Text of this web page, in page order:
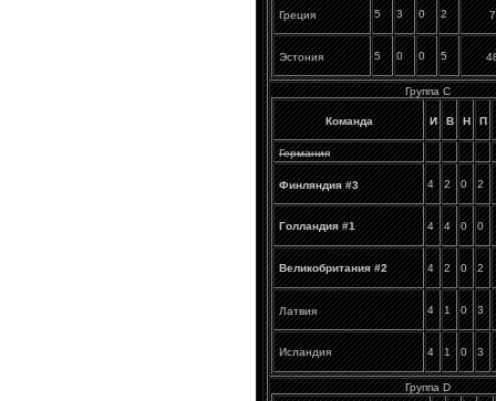
Греция 5 3 0 2
Эстония 5 0 0 5
Группа C
Команда И В Н П
Германия
Финляндия #3 4 2 0 2
Голландия #1 4 4 0 0
Великобритания #2 4 2 0 2
Латвия 4 1 0 3
Исландия 4 1 0 3
Группа D